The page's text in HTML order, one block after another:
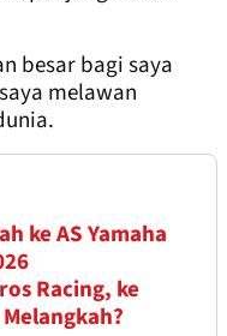
besar bagi saya
melawan
ke AS Yamaha
Racing, ke